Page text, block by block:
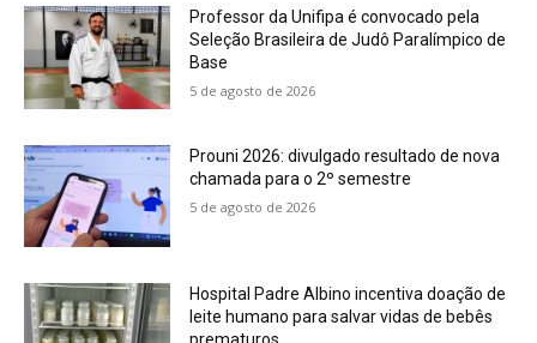
Professor da Unifipa é convocado pela
Seleção Brasileira de Judô Paralímpico de
Base
5 de agosto de 2026
Prouni 2026: divulgado resultado de nova
chamada para o 2º semestre
5 de agosto de 2026
Hospital Padre Albino incentiva doação de
leite humano para salvar vidas de bebês